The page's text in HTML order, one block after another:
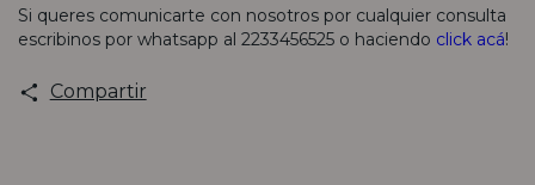
Si queres comunicarte con nosotros por cualquier consulta
escribinos por whatsapp al 2233456525 o haciendo click acá!
Compartir